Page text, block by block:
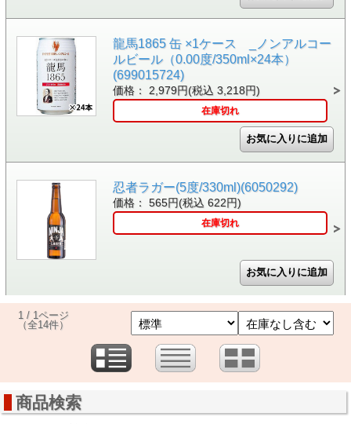
龍馬1865 缶 ×1ケース _ノンアルコー
ルビール（0.00度/350ml×24本）
(699015724)
価格： 2,979円(税込 3,218円)
在庫切れ
忍者ラガー(5度/330ml)(6050292)
価格： 565円(税込 622円)
在庫切れ
1 / 1ページ
（全14件）
商品検索